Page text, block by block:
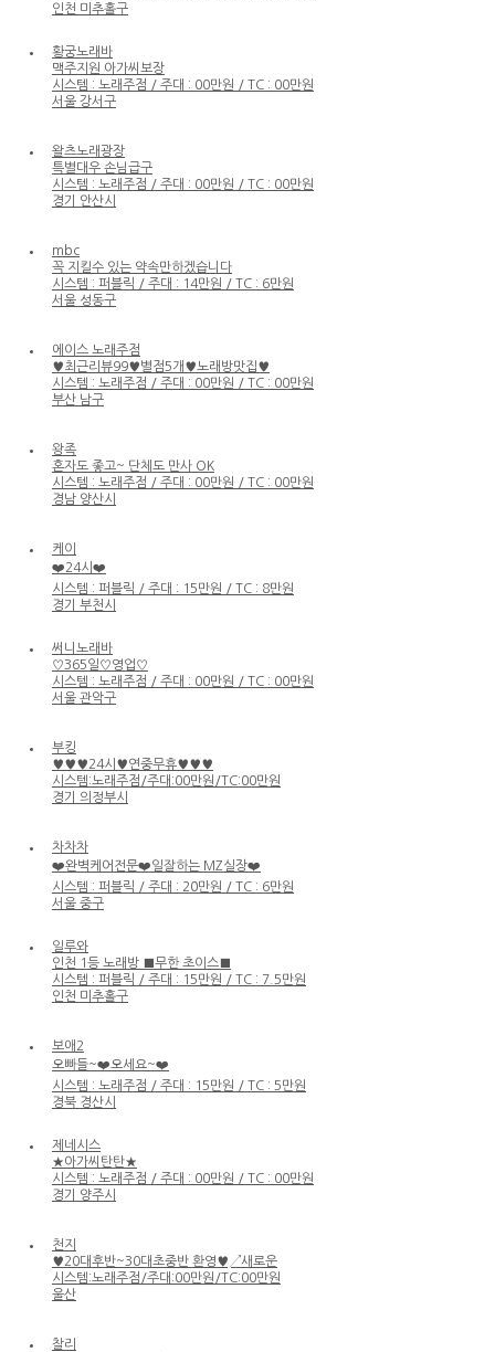
인천 미추홀구
황궁노래바
맥주지원 아가씨보장
시스템 : 노래주점 / 주대 : 00만원 / TC : 00만원
서울 강서구
왈츠노래광장
특별대우 손님급구
시스템 : 노래주점 / 주대 : 00만원 / TC : 00만원
경기 안산시
mbc
꼭 지킬수 있는 약속만하겠습니다
시스템 : 퍼블릭 / 주대 : 14만원 / TC : 6만원
서울 성동구
에이스 노래주점
♥최근리뷰99♥별점5개♥노래방맛집♥
시스템 : 노래주점 / 주대 : 00만원 / TC : 00만원
부산 남구
왕족
혼자도 좋고~ 단체도 만사 OK
시스템 : 노래주점 / 주대 : 00만원 / TC : 00만원
경남 양산시
케이
❤️24시❤️
시스템 : 퍼블릭 / 주대 : 15만원 / TC : 8만원
경기 부천시
써니노래바
♡365일♡영업♡
시스템 : 노래주점 / 주대 : 00만원 / TC : 00만원
서울 관악구
부킹
♥♥♥24시♥연중무휴♥♥♥
시스템:노래주점/주대:00만원/TC:00만원
경기 의정부시
차차차
❤️완벽케어전문❤️일잘하는 MZ실장❤️
시스템 : 퍼블릭 / 주대 : 20만원 / TC : 6만원
서울 중구
일루와
인천 1등 노래방 ■무한 초이스■
시스템 : 퍼블릭 / 주대 : 15만원 / TC : 7.5만원
인천 미추홀구
보애2
오빠들~❤️오세요~❤️
시스템 : 노래주점 / 주대 : 15만원 / TC : 5만원
경북 경산시
제네시스
★아가씨탄탄★
시스템 : 노래주점 / 주대 : 00만원 / TC : 00만원
경기 양주시
천지
♥20대후반~30대초중반 환영♥↗새로운
시스템:노래주점/주대:00만원/TC:00만원
울산
찰리